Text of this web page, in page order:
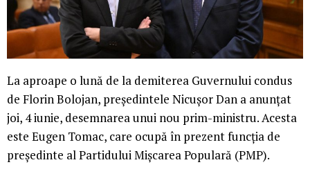
La aproape o lună de la demiterea Guvernului condus
de Florin Bolojan, președintele Nicușor Dan a anunțat
joi, 4 iunie, desemnarea unui nou prim-ministru. Acesta
este Eugen Tomac, care ocupă în prezent funcția de
președinte al Partidului Mișcarea Populară (PMP).